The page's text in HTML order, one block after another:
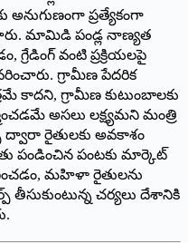
అనుగుణంగా ప్రత్యేకంగా
మామిడి పండ్ల నాణ్యత
గ్రేడింగ్ వంటి ప్రక్రియలపై
గ్రామీణ పేదరిక
కాదని, గ్రామీణ కుటుంబాలకు
అసలు లక్ష్యమని మంత్రి
ద్వారా రైతులకు అవకాశం
పండించిన పంటకు మార్కెట్
మహిళా రైతులను
చర్యలు దేశానికి